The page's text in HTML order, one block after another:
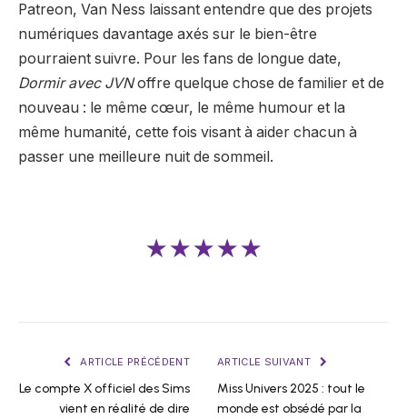
Patreon, Van Ness laissant entendre que des projets
numériques davantage axés sur le bien-être
pourraient suivre. Pour les fans de longue date,
Dormir avec JVNoffre quelque chose de familier et de
nouveau : le même cœur, le même humour et la
même humanité, cette fois visant à aider chacun à
passer une meilleure nuit de sommeil.
★★★★★
ARTICLE PRÉCÉDENT
Le compte X officiel des Sims
vient en réalité de dire
ARTICLE SUIVANT
Miss Univers 2025 : tout le
monde est obsédé par la